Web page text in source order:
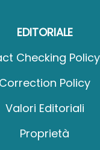
EDITORIALE
Checking Policy
Correction Policy
Valori Editoriali
Proprietà